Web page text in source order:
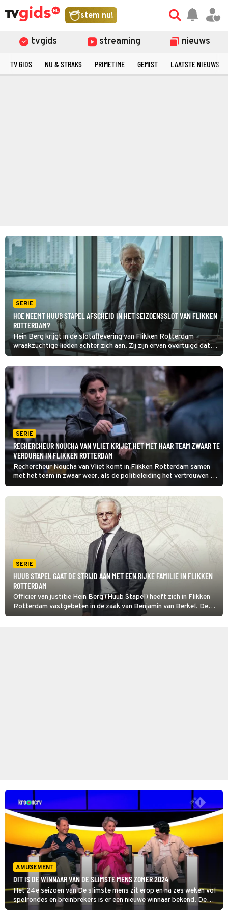
stem nu!
tvgids streaming nieuws
TV GIDS NU & STRAKS PRIMETIME GEMIST LAATSTE NIEUWS
SERIE
HOE NEEMT HUUB STAPEL AFSCHEID IN HET SEIZOENSSLOT VAN FLIKKEN
ROTTERDAM?
Hein Berg krijgt in de slotaflevering van Flikken Rotterdam
wraakzuchtige lieden achter zich aan. Zij zijn ervan overtuigd dat
de officier van justitie (Huub Stapel) een belangrijk lid is van een
pedofielennetwerk.
SERIE
RECHERCHEUR NOUCHA VAN VLIET KRIJGT HET MET HAAR TEAM ZWAAR TE
VERDUREN IN FLIKKEN ROTTERDAM
Rechercheur Noucha van Vliet komt in Flikken Rotterdam samen
met het team in zwaar weer, als de politieleiding het vertrouwen in
hen lijkt op te zeggen. Ortál Vriend speelt Van Vliet. “Noucha is een
stoer wijf en is voor weinig bang."
SERIE
HUUB STAPEL GAAT DE STRIJD AAN MET EEN RIJKE FAMILIE IN FLIKKEN
ROTTERDAM
Officier van justitie Hein Berg (Huub Stapel) heeft zich in Flikken
Rotterdam vastgebeten in de zaak van Benjamin van Berkel. De
jonge student is schuldig aan doodslag bij een verkeersruzie, maar
AMUSEMENT
DIT IS DE WINNAAR VAN DE SLIMSTE MENS ZOMER 2024
Het 24e seizoen van De slimste mens zit erop en na zes weken vol
spelrondes en breinbrekers is er een nieuwe winnaar bekend. De
opvolger van acteur Joes Brauers was een uiterst toepasselijke in